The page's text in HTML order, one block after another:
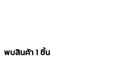
พบสินค้า 1 ชิ้น